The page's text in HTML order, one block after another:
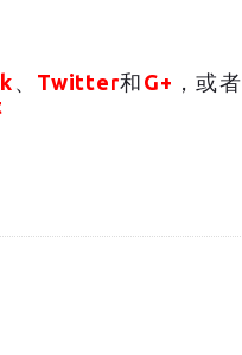
、 Twitter和 G+ ，或者